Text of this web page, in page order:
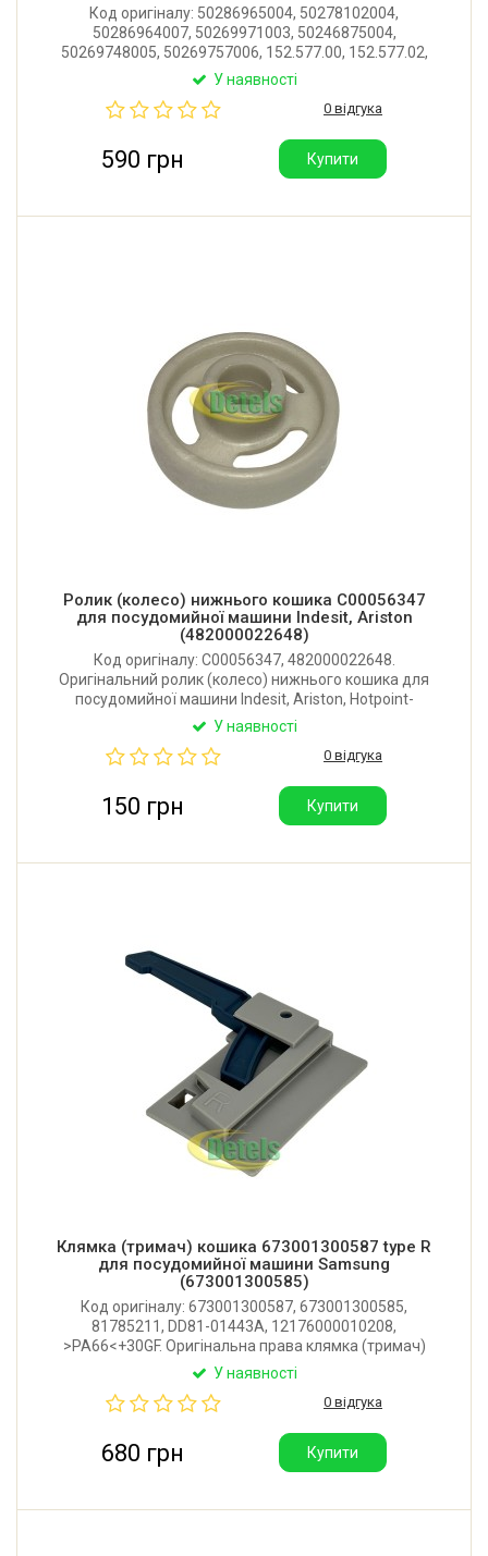
Код оригіналу: 50286965004, 50278102004,
50286964007, 50269971003, 50246875004,
50269748005, 50269757006, 152.577.00, 152.577.02,
15257700. Оригінальний комплект коліс нижнього
Zanussi, Privileg. У комплекті 8 шт.
У наявності
0 відгука
590 грн Купити
Ролик (колесо) нижнього кошика C00056347
для посудомийної машини Indesit, Ariston
(482000022648)
Код оригіналу: C00056347, 482000022648.
Оригінальний ролик (колесо) нижнього кошика для
посудомийної машини Indesit, Ariston, Hotpoint-
Ariston, Whirlpool. Виробник: Італія.
У наявності
0 відгука
150 грн Купити
Клямка (тримач) кошика 673001300587 type R
для посудомийної машини Samsung
(673001300585)
Код оригіналу: 673001300587, 673001300585,
81785211, DD81-01443A, 12176000010208,
>PA66<+30GF. Оригінальна права клямка (тримач)
верхнього кошика для посудомийної машини
Виробник: Китай.
У наявності
0 відгука
680 грн Купити